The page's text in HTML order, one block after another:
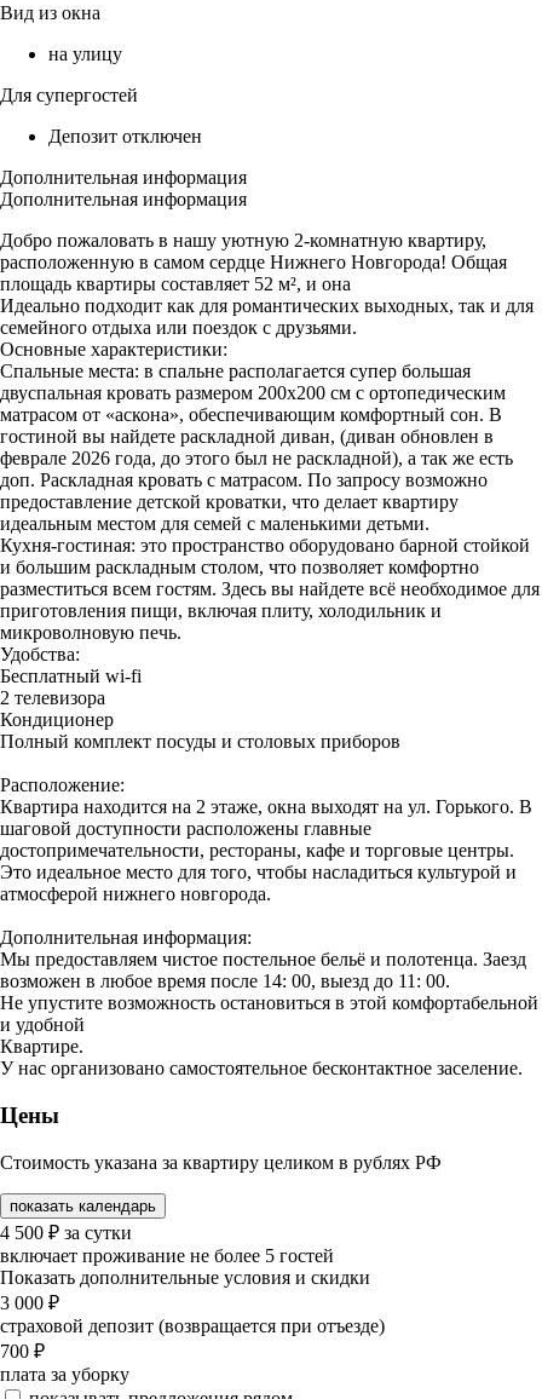
Вид из окна
на улицу
Для супергостей
Депозит отключен
Дополнительная информация
Дополнительная информация
Добро пожаловать в нашу уютную 2-комнатную квартиру,
расположенную в самом сердце Нижнего Новгорода! Общая
площадь квартиры составляет 52 м², и она
Идеально подходит как для романтических выходных, так и для
семейного отдыха или поездок с друзьями.
Основные характеристики:
Спальные места: в спальне располагается супер большая
двуспальная кровать размером 200х200 см с ортопедическим
матрасом от «аскона», обеспечивающим комфортный сон. В
гостиной вы найдете раскладной диван, (диван обновлен в
феврале 2026 года, до этого был не раскладной), а так же есть
доп. Раскладная кровать с матрасом. По запросу возможно
предоставление детской кроватки, что делает квартиру
идеальным местом для семей с маленькими детьми.
Кухня-гостиная: это пространство оборудовано барной стойкой
и большим раскладным столом, что позволяет комфортно
разместиться всем гостям. Здесь вы найдете всё необходимое для
приготовления пищи, включая плиту, холодильник и
микроволновую печь.
Удобства:
Бесплатный wi-fi
2 телевизора
Кондиционер
Полный комплект посуды и столовых приборов
Расположение:
Квартира находится на 2 этаже, окна выходят на ул. Горького. В
шаговой доступности расположены главные
достопримечательности, рестораны, кафе и торговые центры.
Это идеальное место для того, чтобы насладиться культурой и
атмосферой нижнего новгорода.
Дополнительная информация:
Мы предоставляем чистое постельное бельё и полотенца. Заезд
возможен в любое время после 14: 00, выезд до 11: 00.
Не упустите возможность остановиться в этой комфортабельной
и удобной
Квартире.
У нас организовано самостоятельное бесконтактное заселение.
Цены
Стоимость указана за квартиру целиком в рублях РФ
показать календарь
4 500 ₽ за сутки
включает проживание не более 5 гостей
Показать дополнительные условия и скидки
3 000 ₽
страховой депозит (возвращается при отъезде)
700 ₽
плата за уборку